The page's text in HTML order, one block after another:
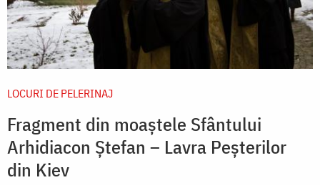
LOCURI DE PELERINAJ
Fragment din moaștele Sfântului
Arhidiacon Ștefan – Lavra Peșterilor
din Kiev